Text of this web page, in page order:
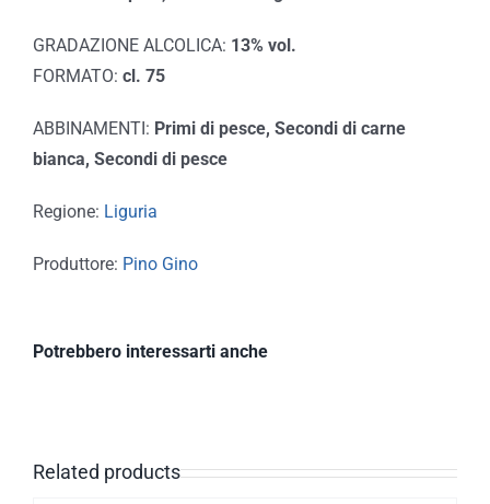
GRADAZIONE ALCOLICA: 13% vol.
FORMATO: cl. 75
ABBINAMENTI: Primi di pesce, Secondi di carne
bianca, Secondi di pesce
Regione: Liguria
Produttore: Pino Gino
Potrebbero interessarti anche
Related products